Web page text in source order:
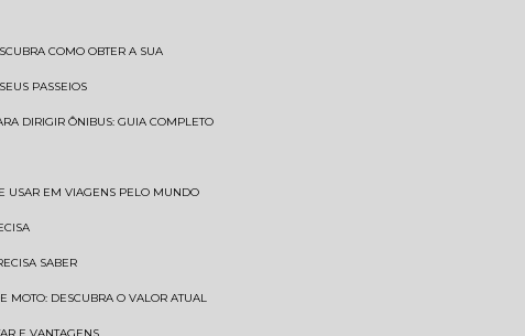
COMO OBTER A SUA
PASSEIOS
DIRIGIR ÔNIBUS: GUIA COMPLETO
USAR EM VIAGENS PELO MUNDO
SABER
MOTO: DESCUBRA O VALOR ATUAL